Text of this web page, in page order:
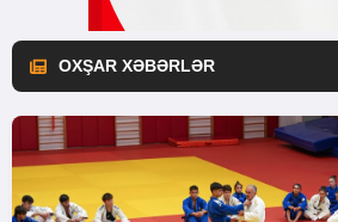
OXŞAR XƏBƏRLƏR